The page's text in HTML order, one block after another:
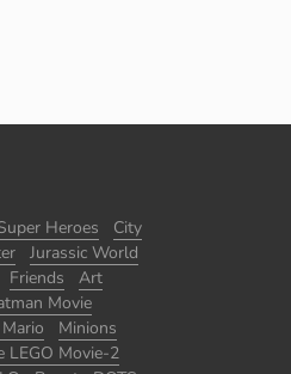
Heroes
City
Jurassic World
Friends
Art
Movie
Minions
LEGO Movie-2